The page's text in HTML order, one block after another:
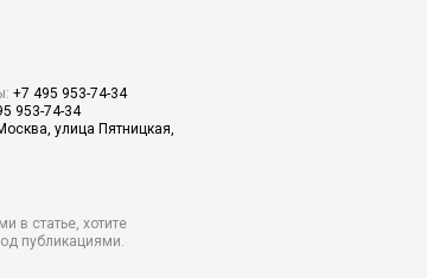
+7 495 953-74-34
953-74-34
улица Пятницкая,
в статье, хотите
публикациями.